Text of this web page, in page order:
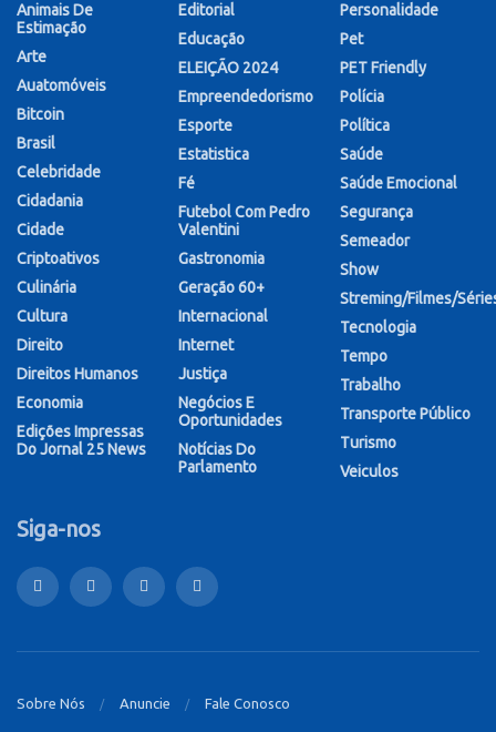
Animais De
Estimação
Arte
Auatomóveis
Bitcoin
Brasil
Celebridade
Cidadania
Cidade
Criptoativos
Culinária
Cultura
Direito
Direitos Humanos
Economia
Edições Impressas
Do Jornal 25 News
Editorial
Educação
ELEIÇÃO 2024
Empreendedorismo
Esporte
Estatistica
Fé
Futebol Com Pedro
Valentini
Gastronomia
Geração 60+
Internacional
Internet
Justiça
Negócios E
Oportunidades
Notícias Do
Parlamento
Personalidade
Pet
PET Friendly
Polícia
Política
Saúde
Saúde Emocional
Segurança
Semeador
Show
Streming/Filmes/
Tecnologia
Tempo
Trabalho
Transporte Público
Turismo
Veiculos
Siga-nos
Sobre Nós Anuncie Fale Conosco